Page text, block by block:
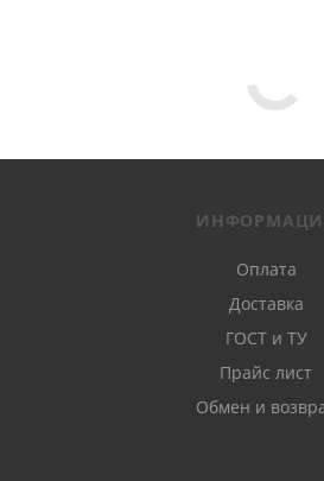
Оплата
Доставка
ГОСТ и ТУ
Прайс лист
Обмен и